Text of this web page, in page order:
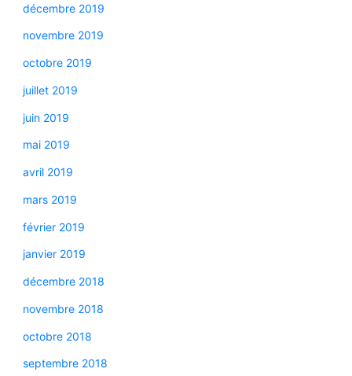
décembre 2019
novembre 2019
octobre 2019
juillet 2019
juin 2019
mai 2019
avril 2019
mars 2019
février 2019
janvier 2019
décembre 2018
novembre 2018
octobre 2018
septembre 2018